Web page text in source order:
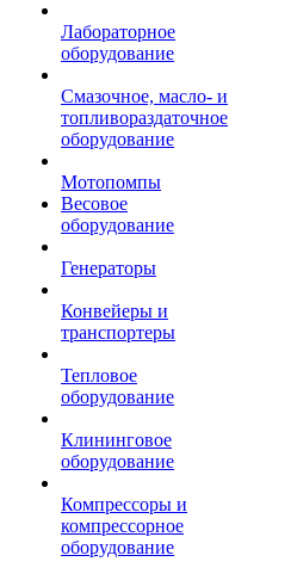
Лабораторное
оборудование
Смазочное, масло- и
топливораздаточное
оборудование
Мотопомпы
Весовое
оборудование
Генераторы
Конвейеры и
транспортеры
Тепловое
оборудование
Клининговое
оборудование
Компрессоры и
компрессорное
оборудование